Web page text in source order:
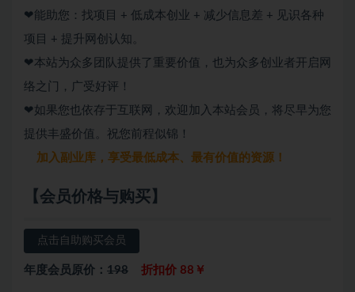
❤能助您：找项目 + 低成本创业 + 减少信息差 + 见识各种
项目 + 提升网创认知。
❤本站为众多团队提供了重要价值，也为众多创业者开启网
络之门，广受好评！
❤如果您也依存于互联网，欢迎加入本站会员，将尽早为您
提供丰盛价值。祝您前程似锦！
加入副业库，享受最低成本、最有价值的资源！
【会员价格与购买】
点击自助购买会员
年度会员原价： 198 折扣价 88￥